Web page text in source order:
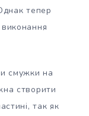
тепер
смужки на
створити
так як